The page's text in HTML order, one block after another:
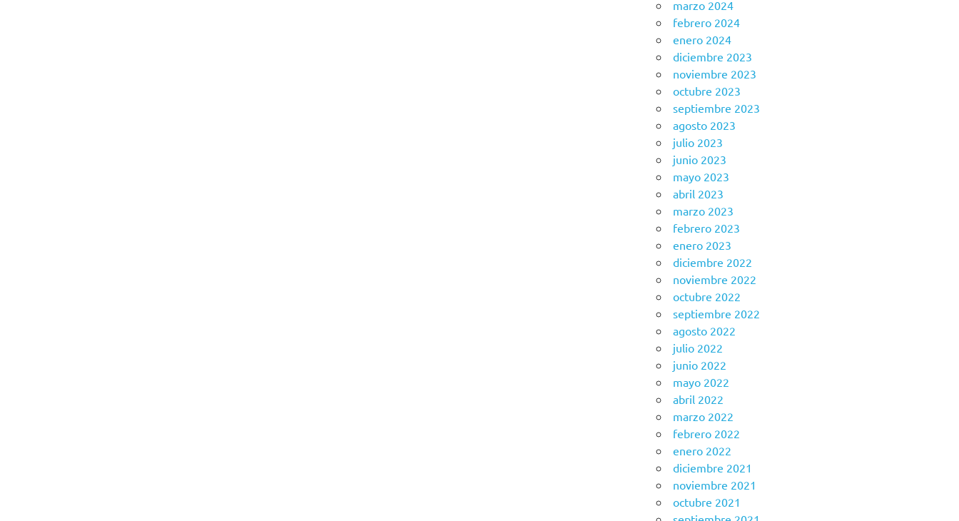
marzo 2024
febrero 2024
enero 2024
diciembre 2023
noviembre 2023
octubre 2023
septiembre 2023
agosto 2023
julio 2023
junio 2023
mayo 2023
abril 2023
marzo 2023
febrero 2023
enero 2023
diciembre 2022
noviembre 2022
octubre 2022
septiembre 2022
agosto 2022
julio 2022
junio 2022
mayo 2022
abril 2022
marzo 2022
febrero 2022
enero 2022
diciembre 2021
noviembre 2021
octubre 2021